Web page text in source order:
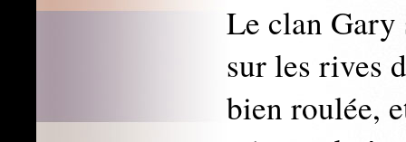
Le clan Gary
sur les rives
bien roulée,